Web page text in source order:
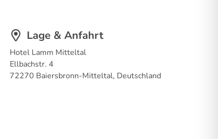
Lage & Anfahrt
Hotel Lamm Mitteltal
Ellbachstr. 4
72270 Baiersbronn-Mitteltal, Deutschland